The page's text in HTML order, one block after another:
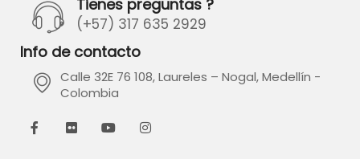
Tienes preguntas ?
(+57) 317 635 2929
Info de contacto
Calle 32E 76 108, Laureles – Nogal, Medellín -
Colombia